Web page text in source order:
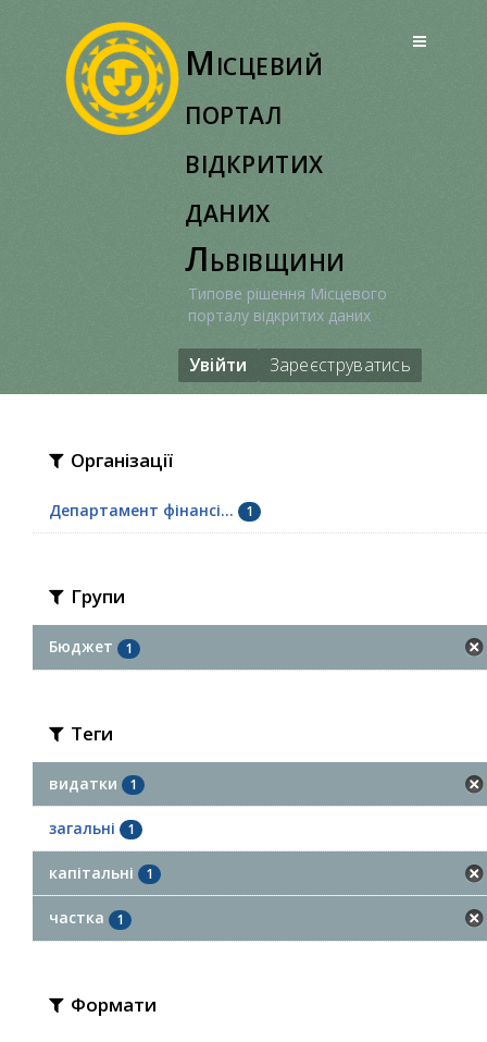
Місцевий
портал
відкритих
даних
Львівщини
Типове рішення Місцевого
порталу відкритих даних
Увійти Зареєструватись
Організації
Департамент фінансі... 1
Групи
Бюджет 1
Теги
видатки 1
загальні 1
капітальні 1
частка 1
Формати